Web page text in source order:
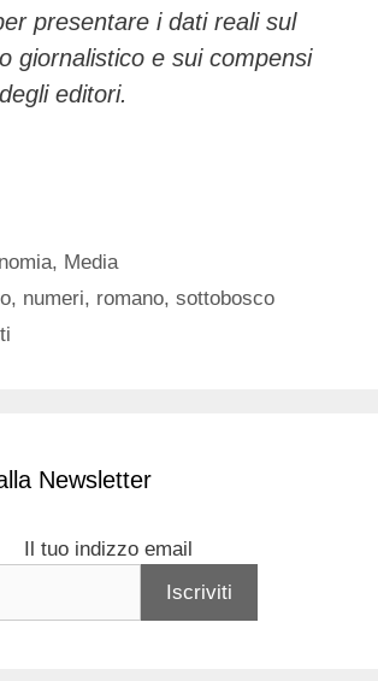
presentare i dati reali sul
giornalistico e sui compensi
editori.
, Media
, numeri, romano,sottobosco
Newsletter
Il tuo indizzo email